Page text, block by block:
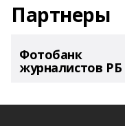
Партнеры
Фотобанк
журналистов РБ